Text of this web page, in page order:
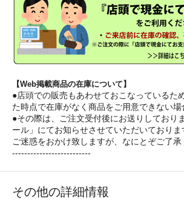
【Web掲載商品の在庫について】
●店頭での販売もあわせておこなっているた
た時点で在庫がなく商品をご用意できない場
●その際は、ご注文受付後にお送りしており
ール」にてお知らせさせていただいておりま
ご迷惑をおかけ致しますが、なにとぞご了承
--------------------------
その他の詳細情報